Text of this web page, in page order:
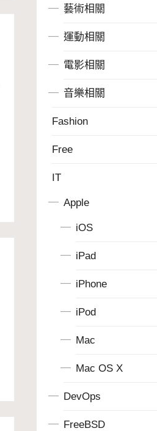
藝術相關
運動相關
電影相關
音樂相關
Fashion
Free
IT
Apple
iOS
iPad
iPhone
iPod
Mac
Mac OS X
DevOps
FreeBSD